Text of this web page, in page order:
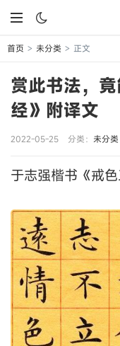
首页 > 未分类 > 正文
赏此书法，
经》附译文
2022-05-25 分类： 未分类
于志强楷书《戒